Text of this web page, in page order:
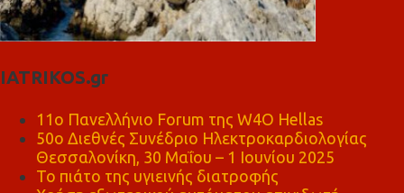
IATRIKOS.gr
11ο Πανελλήνιο Forum της W4O Hellas
50ο Διεθνές Συνέδριο Ηλεκτροκαρδιολογίας
Θεσσαλονίκη, 30 Μαΐου – 1 Ιουνίου 2025
Το πιάτο της υγιεινής διατροφής